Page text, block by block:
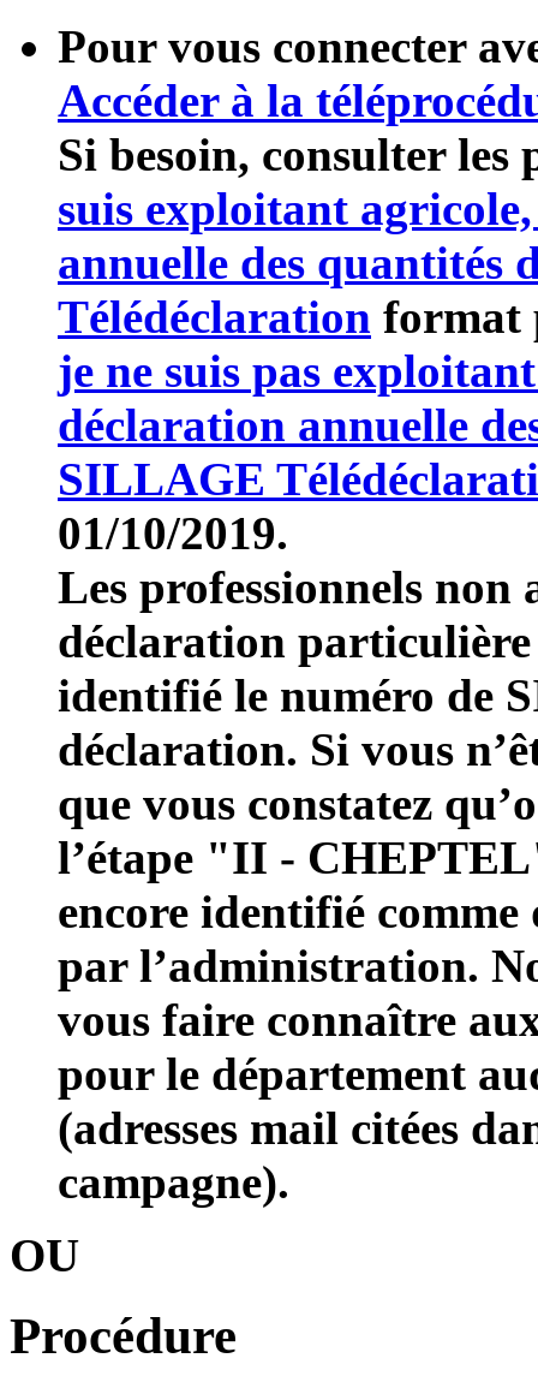
Pour vous connecter
Accéder à la
Si besoin, consulter
suis exploitant
annuelle des quantités
Télédéclaration format
je ne suis pas
déclaration annuelle
SILLAGE
01/10/2019.
Les professionnels non
déclaration
identifié le numéro de
déclaration. Si vous
que vous constatez
l’étape "II -
encore identifié
par l’administration.
vous faire connaître
pour le département
(adresses mail citées
campagne).
OU
Procédure